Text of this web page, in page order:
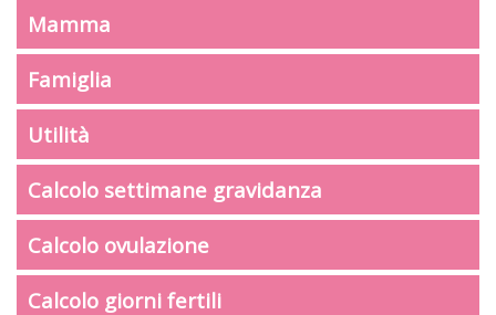
Mamma
Famiglia
Utilità
Calcolo settimane gravidanza
Calcolo ovulazione
Calcolo giorni fertili